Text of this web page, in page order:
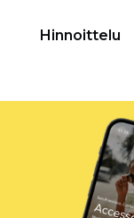
Hinnoittelu